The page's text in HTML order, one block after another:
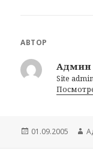
АВТОР
Админ
Site
Опубликовано
01.09.2005